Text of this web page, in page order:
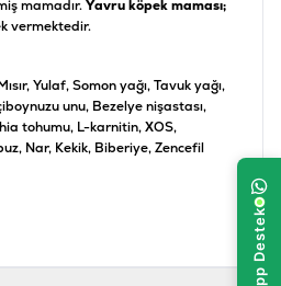
mamadır.Yavru köpek maması;
vermektedir.
Yulaf, Somon yağı, Tavuk yağı,
unu, Bezelye nişastası,
tohumu, L-karnitin, XOS,
Nar, Kekik, Biberiye, Zencefil